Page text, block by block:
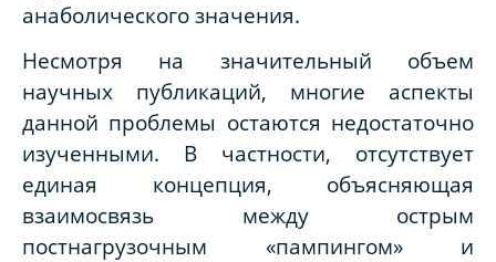
анаболического значения.
Несмотря на значительный объем
научных публикаций, многие аспекты
данной проблемы остаются недостаточно
изученными. В частности, отсутствует
единая концепция, объясняющая
взаимосвязь между острым
постнагрузочным «пампингом» и